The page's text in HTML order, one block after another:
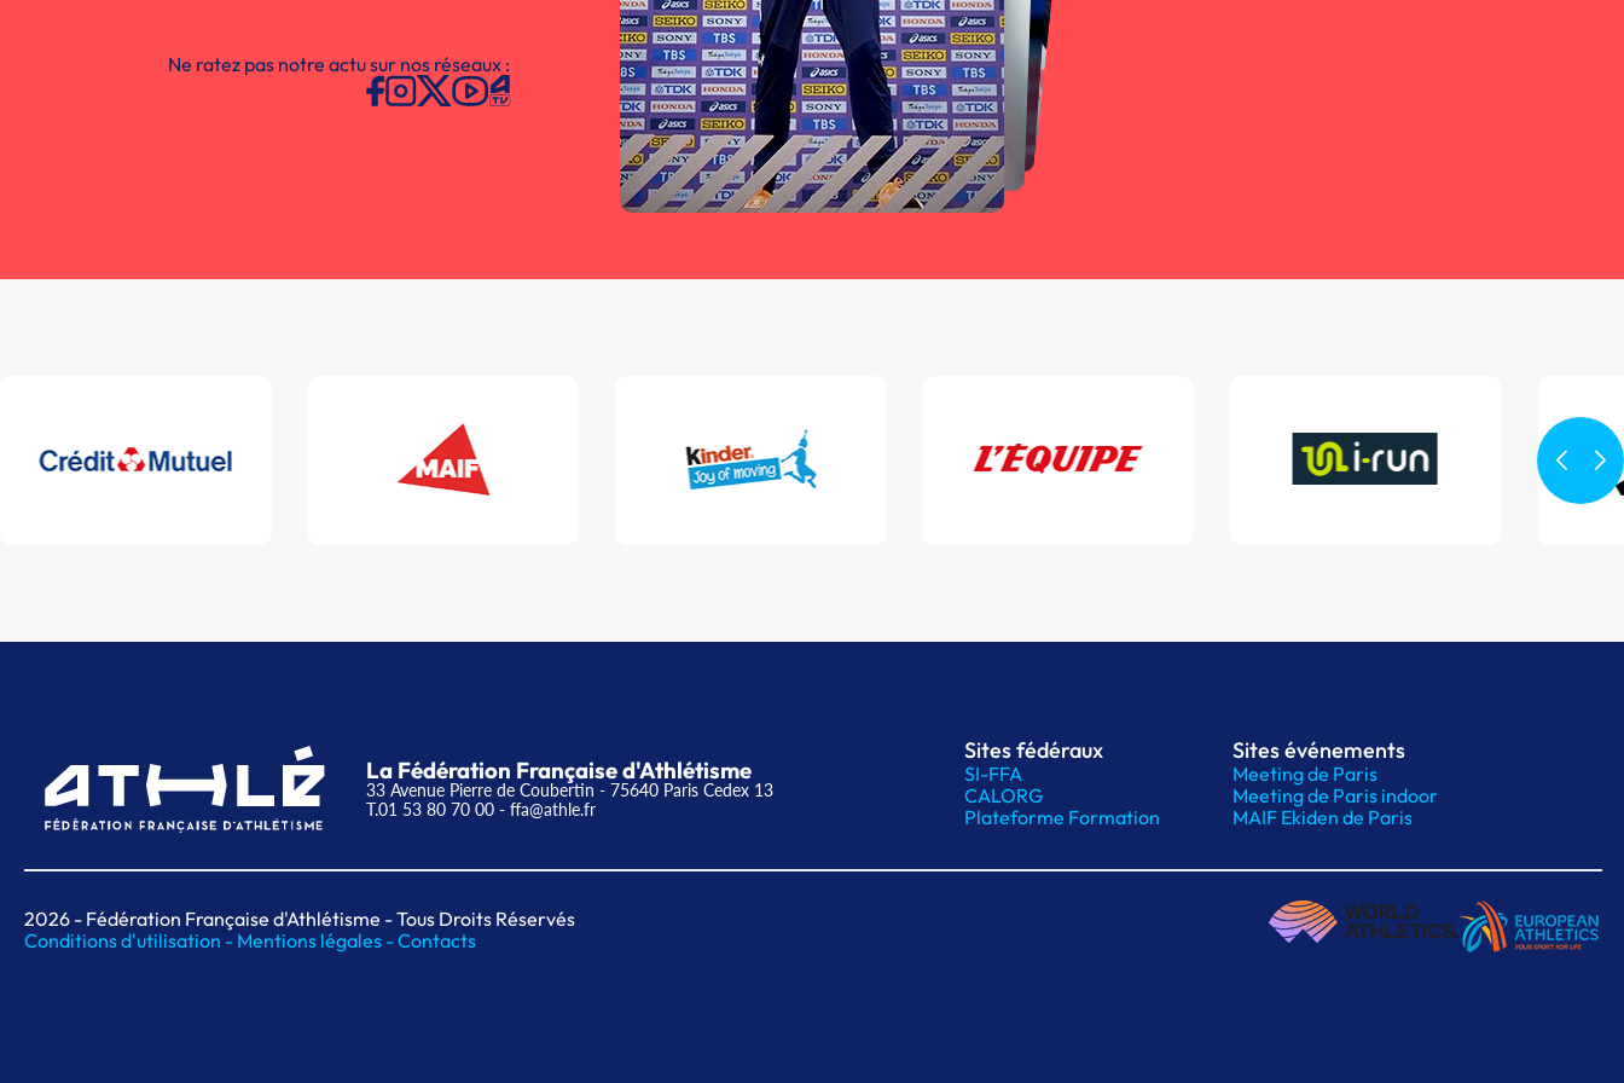
Ne ratez pas notre actu sur nos réseaux :
La Fédération Française d'Athlétisme
33 Avenue Pierre de Coubertin - 75640 Paris Cedex 13
T.01 53 80 70 00 - ffa@athle.fr
Sites fédéraux
SI-FFA
CALORG
Plateforme Formation
Sites événements
Meeting de Paris
Meeting de Paris indoor
MAIF Ekiden de Paris
2026 - Fédération Française d'Athlétisme - Tous Droits Réservés
Conditions d'utilisation - Mentions légales -Contacts